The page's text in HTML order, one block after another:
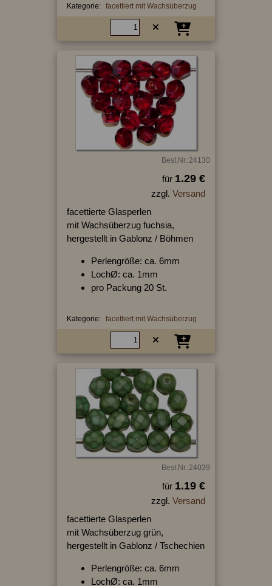
Kategorie: facettiert mit Wachsüberzug
Best.Nr.:24130
für 1.29 €
zzgl. Versand
facettierte Glasperlen
mit Wachsüberzug fuchsia,
hergestellt in Gablonz / Böhmen
Perlengröße: ca. 6mm
LochØ: ca. 1mm
pro Packung 20 St.
Kategorie: facettiert mit Wachsüberzug
Best.Nr.:24039
für 1.19 €
zzgl. Versand
facettierte Glasperlen
mit Wachsüberzug grün,
hergestellt in Gablonz / Tschechien
Perlengröße: ca. 6mm
LochØ: ca. 1mm